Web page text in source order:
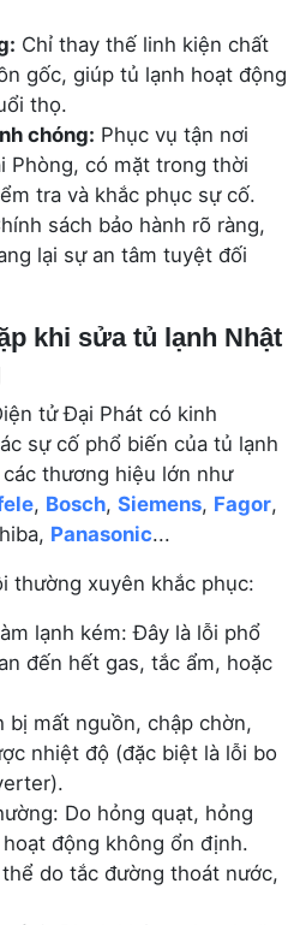
Chỉ thay thế linh kiện chất
gốc, giúp tủ lạnh hoạt động
thọ.
chóng: Phục vụ tận nơi
Phòng, có mặt trong thời
tra và khắc phục sự cố.
sách bảo hành rõ ràng,
lại sự an tâm tuyệt đối
khi sửa tủ lạnh Nhật
tử Đại Phát có kinh
sự cố phổ biến của tủ lạnh
thương hiệu lớn như
, Bosch, Siemens, Fagor,
Panasonic...
thường xuyên khắc phục:
lạnh kém: Đây là lỗi phổ
đến hết gas, tắc ẩm, hoặc
bị mất nguồn, chập chờn,
nhiệt độ (đặc biệt là lỗi bo
Do hỏng quạt, hỏng
động không ổn định.
do tắc đường thoát nước,